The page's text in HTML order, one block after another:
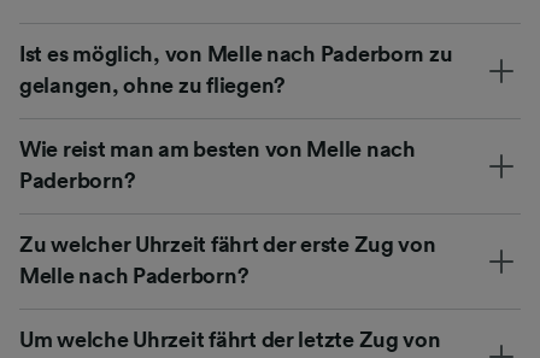
Ist es möglich, von Melle nach Paderborn zu
gelangen, ohne zu fliegen?
Wie reist man am besten von Melle nach
Paderborn?
Zu welcher Uhrzeit fährt der erste Zug von
Melle nach Paderborn?
Um welche Uhrzeit fährt der letzte Zug von